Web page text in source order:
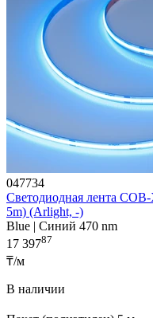
047734
Светодиодная лента
5m) (Arlight, -)
Blue | Синий 470 nm
17 39787
₸/м
В наличии